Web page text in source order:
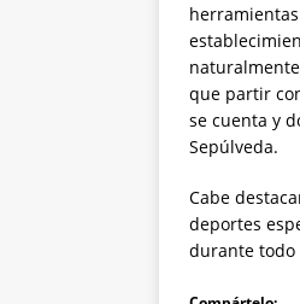
que partir
se cuenta y
Sepúlveda.
Cabe
deportes
durante todo